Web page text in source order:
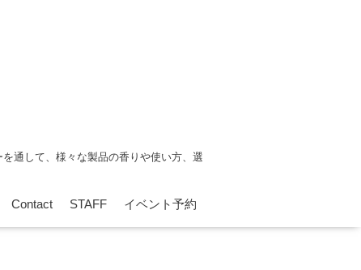
通して、様々な製品の香りや使い方、選
Contact STAFF イベント予約